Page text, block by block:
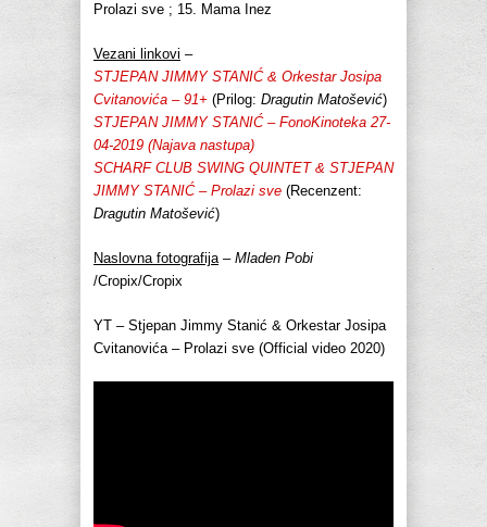
Prolazi sve ; 15. Mama Inez
Vezani linkovi –
STJEPAN JIMMY STANIĆ & Orkestar Josipa
Cvitanovića – 91+ (Prilog: Dragutin Matošević)
STJEPAN JIMMY STANIĆ – FonoKinoteka 27-
04-2019 (Najava nastupa)
SCHARF CLUB SWING QUINTET & STJEPAN
JIMMY STANIĆ – Prolazi sve (Recenzent:
Dragutin Matošević)
Naslovna fotografija– Mladen Pobi
/Cropix/Cropix
YT – Stjepan Jimmy Stanić & Orkestar Josipa
Cvitanovića – Prolazi sve (Official video 2020)